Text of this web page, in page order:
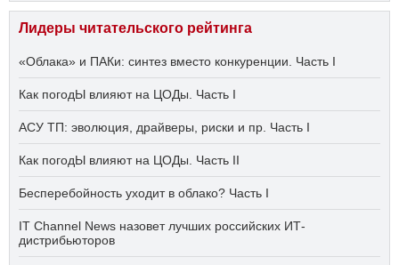
Лидеры читательского рейтинга
«Облака» и ПАКи: синтез вместо конкуренции. Часть I
Как погодЫ влияют на ЦОДы. Часть I
АСУ ТП: эволюция, драйверы, риски и пр. Часть I
Как погодЫ влияют на ЦОДы. Часть II
Бесперебойность уходит в облако? Часть I
IT Channel News назовет лучших российских ИТ-
дистрибьюторов